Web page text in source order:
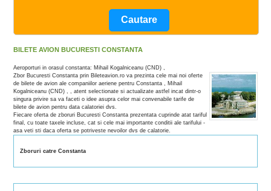
BILETE AVION BUCURESTI CONSTANTA
Aeroporturi in orasul constanta: Mihail Kogalniceanu (CND) ,
Zbor Bucuresti Constanta prin Bileteavion.ro va prezinta cele mai noi oferte
de bilete de avion ale companiilor aeriene pentru Constanta , Mihail
Kogalniceanu (CND) , , atent selectionate si actualizate astfel incat dintr-o
singura privire sa va faceti o idee asupra celor mai convenabile tarife de
bilete de avion pentru data calatoriei dvs.
Fiecare oferta de zboruri Bucuresti Constanta prezentata cuprinde atat tariful
final, cu toate taxele incluse, cat si cele mai importante conditii ale tarifului -
asa veti sti daca oferta se potriveste nevoilor dvs de calatorie.
Zboruri catre Constanta